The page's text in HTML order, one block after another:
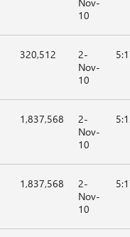
10
320,512
2-
Nov-
10
1,837,568
2-
Nov-
10
1,837,568
2-
Nov-
10